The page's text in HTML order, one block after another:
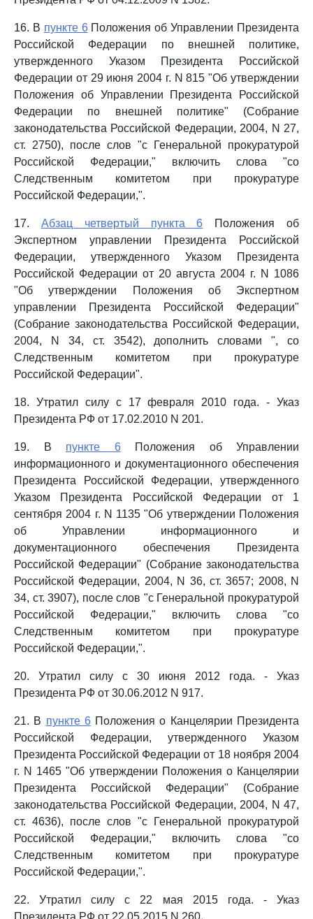
16. В пункте 6Положения об Управлении Президента
Российской Федерации по внешней политике,
утвержденного Указом Президента Российской
Федерации от 29 июня 2004 г. N 815 "Об утверждении
Положения об Управлении Президента Российской
Федерации по внешней политике" (Собрание
законодательства Российской Федерации, 2004, N 27,
ст. 2750), после слов "с Генеральной прокуратурой
Российской Федерации," включить слова "со
Следственным комитетом при прокуратуре
Российской Федерации,".
17. Абзац четвертый пункта 6 Положения об
Экспертном управлении Президента Российской
Федерации, утвержденного Указом Президента
Российской Федерации от 20 августа 2004 г. N 1086
"Об утверждении Положения об Экспертном
управлении Президента Российской Федерации"
(Собрание законодательства Российской Федерации,
2004, N 34, ст. 3542), дополнить словами ", со
Следственным комитетом при прокуратуре
Российской Федерации".
18. Утратил силу с 17 февраля 2010 года. - Указ
Президента РФ от 17.02.2010 N 201.
19. В пункте 6Положения об Управлении
информационного и документационного обеспечения
Президента Российской Федерации, утвержденного
Указом Президента Российской Федерации от 1
сентября 2004 г. N 1135 "Об утверждении Положения
об Управлении информационного и
документационного обеспечения Президента
Российской Федерации" (Собрание законодательства
Российской Федерации, 2004, N 36, ст. 3657; 2008, N
34, ст. 3907), после слов "с Генеральной прокуратурой
Российской Федерации," включить слова "со
Следственным комитетом при прокуратуре
Российской Федерации,".
20. Утратил силу с 30 июня 2012 года. - Указ
Президента РФ от 30.06.2012 N 917.
21. В пункте 6Положения о Канцелярии Президента
Российской Федерации, утвержденного Указом
Президента Российской Федерации от 18 ноября 2004
г. N 1465 "Об утверждении Положения о Канцелярии
Президента Российской Федерации" (Собрание
законодательства Российской Федерации, 2004, N 47,
ст. 4636), после слов "с Генеральной прокуратурой
Российской Федерации," включить слова "со
Следственным комитетом при прокуратуре
Российской Федерации,".
22. Утратил силу с 22 мая 2015 года. - Указ
Президента РФ от 22.05.2015 N 260.